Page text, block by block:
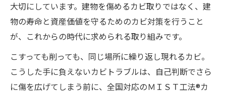
大切にしています。建物を傷めるカビ取りではなく、建
物の寿命と資産価値を守るためのカビ対策を行うこと
が、これからの時代に求められる取り組みです。
こすっても削っても、同じ場所に繰り返し現れるカビ。
こうした手に負えないカビトラブルは、自己判断でさら
に傷を広げてしまう前に、全国対応のＭＩＳＴ工法®カ